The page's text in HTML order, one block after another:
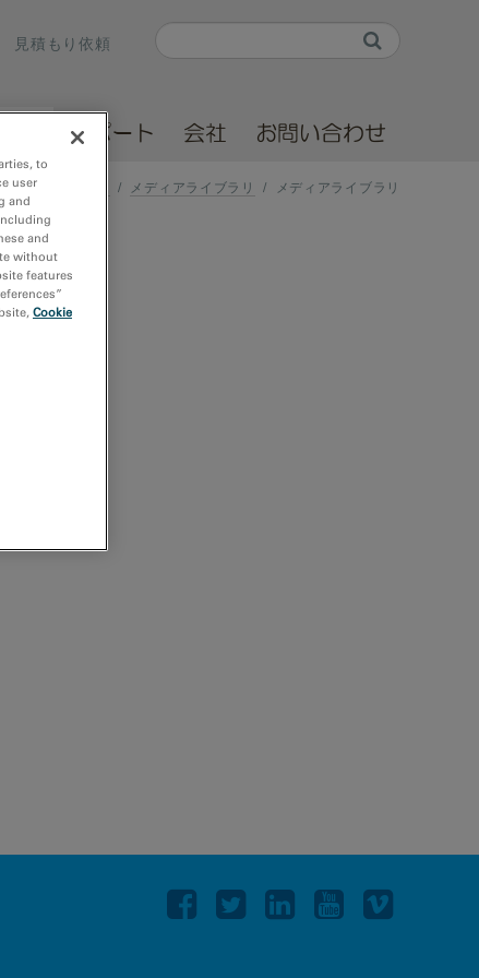
Search form
見積もり依頼
サポート 会社 お問い合わせ
/ メディアライブラリ / メディアライブラリ
to
user
and
and
without
features
Cookie